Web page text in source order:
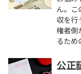
ん。こ
収を行
権者側
るた
公正